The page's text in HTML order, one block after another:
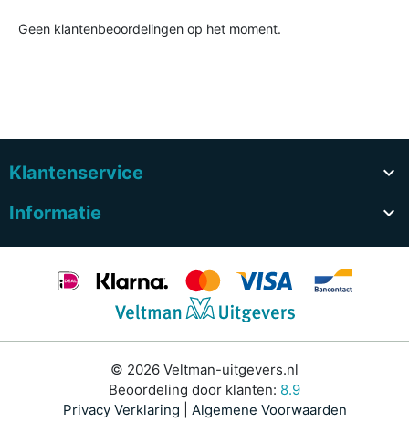
Geen klantenbeoordelingen op het moment.
Klantenservice

Informatie

© 2026 Veltman-uitgevers.nl
Beoordeling door klanten: 8.9
Privacy Verklaring
Algemene Voorwaarden